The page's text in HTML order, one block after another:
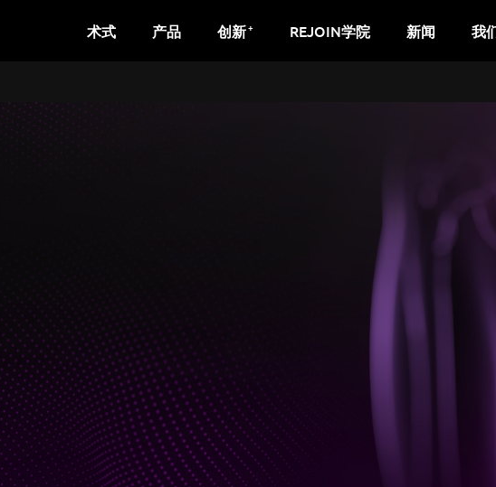
术式 产品 创新+ REJOIN学院 新闻 我